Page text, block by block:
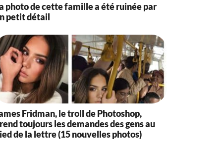
photo de cette famille a été ruinée par
petit détail
Fridman, le troll de Photoshop,
toujours les demandes des gens au
de la lettre (15 nouvelles photos)